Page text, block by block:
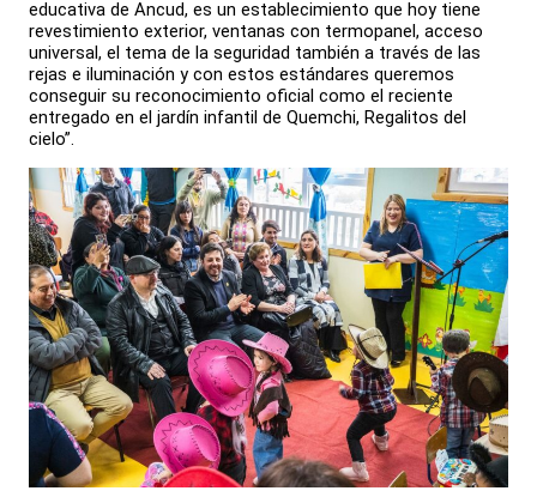
educativa de Ancud, es un establecimiento que hoy tiene
revestimiento exterior, ventanas con termopanel, acceso
universal, el tema de la seguridad también a través de las
rejas e iluminación y con estos estándares queremos
conseguir su reconocimiento oficial como el reciente
entregado en el jardín infantil de Quemchi, Regalitos del
cielo”.